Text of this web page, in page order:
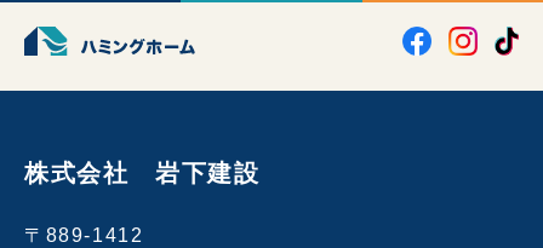
株式会社 岩下建設
〒889-1412